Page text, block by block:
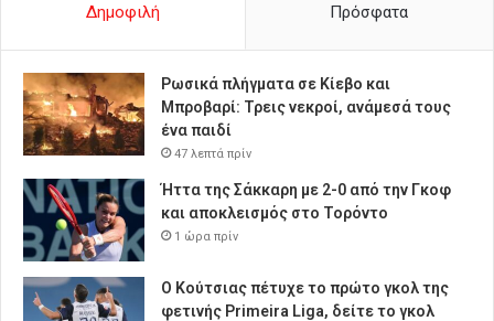
Δημοφιλή Πρόσφατα
Ρωσικά πλήγματα σε Κίεβο και
Μπροβαρί: Τρεις νεκροί, ανάμεσά τους
ένα παιδί
47 λεπτά πρίν
Ήττα της Σάκκαρη με 2-0 από την Γκοφ
και αποκλεισμός στο Τορόντο
1 ώρα πρίν
Ο Κούτσιας πέτυχε το πρώτο γκολ της
φετινής Primeira Liga, δείτε το γκολ